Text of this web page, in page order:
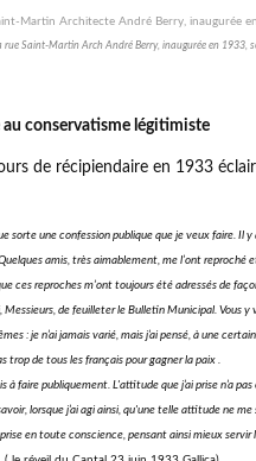
rue Saint-Martin Arch André Berry, inaugurée en 1933,
conservatisme légitimiste
de récipiendaire en 1933
sorte une confession publique que je veux faire. Il y
amis, très aimablement, me l’ont reproché
ces reproches m’ont toujours été adressés de
de feuilleter le Bulletin Municipal. Vous
: je n’ai jamais varié, mais j’ai pensé, à une
de tous les français pour gagner la paix .
à faire publiquement. L'attitude que j’ai prise n’a
lorsque j’ai agi ainsi, qu'une telle attitude ne
en toute conscience, pensant ainsi mieux